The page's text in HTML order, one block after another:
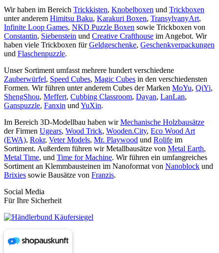
Wir haben im Bereich Trickkisten, Knobelboxen und Trickboxen
unter anderem Himitsu Baku, Karakuri Boxen, TransylvanyArt,
Infinite Loop Games, NKD Puzzle Boxen sowie Trickboxen von
Constantin, Siebenstein und Creative Crafthouse im Angebot. Wir
haben viele Trickboxen fürGeldgeschenke, Geschenkverpackungen
und Flaschenpuzzle.
Unser Sortiment umfasst mehrere hundert verschiedene
Zauberwürfel, Speed Cubes, Magic Cubes in den verschiedensten
Formen. Wir führen unter anderem Cubes der Marken MoYu, QiYi,
ShengShou, Meffert, Cubbing Classroom, Dayan, LanLan,
Ganspuzzle, Fanxin und YuXin.
Im Bereich 3D-Modellbau haben wirMechanische Holzbausätze
der Firmen Ugears, Wood Trick, Wooden.City, Eco Wood Art
(EWA), Rokr, Veter Models, Mr. Playwood und Rolife im
Sortiment. Außerdem führen wir Metallbausätze von Metal Earth,
Metal Time, und Time for Machine. Wir führen ein umfangreiches
Sortiment an Klemmbausteinen im Nanoformat von Nanoblock und
Brixies sowie Bausätze von Franzis.
Social Media
Für Ihre Sicherheit